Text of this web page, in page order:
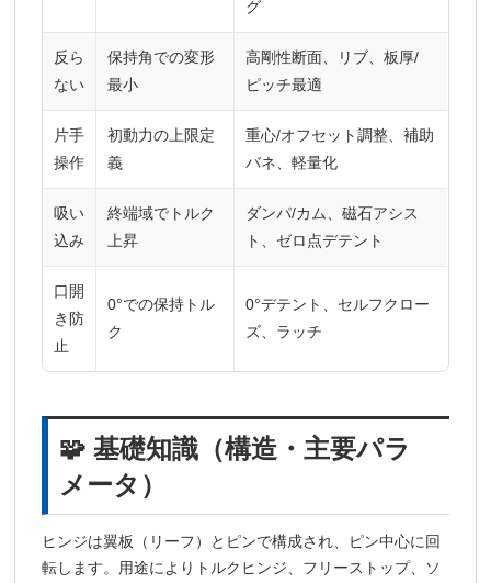
グ
反ら
ない
保持角での変形
最小
高剛性断面、リブ、板厚/
ピッチ最適
片手
操作
初動力の上限定
義
重心/オフセット調整、補助
バネ、軽量化
吸い
込み
終端域でトルク
上昇
ダンパ/カム、磁石アシス
ト、ゼロ点デテント
口開
き防
止
0°での保持トル
ク
0°デテント、セルフクロー
ズ、ラッチ
🧩 基礎知識（構造・主要パラ
メータ）
ヒンジは翼板（リーフ）とピンで構成され、ピン中心に回
転します。用途によりトルクヒンジ、フリーストップ、ソ